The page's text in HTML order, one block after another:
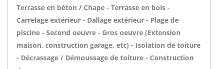
Terrasse en béton / Chape - Terrasse en bois -
Carrelage extérieur - Dallage extérieur - Plage de
piscine - Second oeuvre - Gros oeuvre (Extension
maison, construction garage, etc) - Isolation de toiture
- Décrassage / Démoussage de toiture - Construction